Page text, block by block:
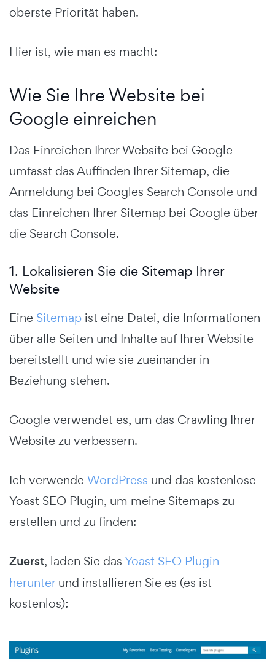
oberste Priorität haben.
Hier ist, wie man es macht:
Wie Sie Ihre Website bei
Google einreichen
Das Einreichen Ihrer Website bei Google
umfasst das Auffinden Ihrer Sitemap, die
Anmeldung bei Googles Search Console und
das Einreichen Ihrer Sitemap bei Google über
die Search Console.
1. Lokalisieren Sie die Sitemap Ihrer
Website
Eine Sitemap ist eine Datei, die Informationen
über alle Seiten und Inhalte auf Ihrer Website
bereitstellt und wie sie zueinander in
Beziehung stehen.
Google verwendet es, um das Crawling Ihrer
Website zu verbessern.
Ich verwende WordPress und das kostenlose
Yoast SEO Plugin, um meine Sitemaps zu
erstellen und zu finden:
Zuerst, laden Sie dasYoast SEO Plugin
herunterund installieren Sie es (es ist
kostenlos):